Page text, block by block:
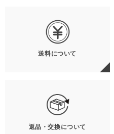
送料について
返品・交換について